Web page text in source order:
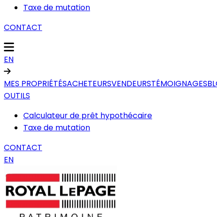
Taxe de mutation
CONTACT
EN
MES PROPRIÉTÉSACHETEURSVENDEURSTÉMOIGNAGES
OUTILS
Calculateur de prêt hypothécaire
Taxe de mutation
CONTACT
EN